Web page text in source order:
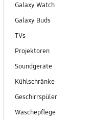
Galaxy Watch
Galaxy Buds
TVs
Projektoren
Soundgeräte
Kühlschränke
Geschirrspüler
Wäschepflege